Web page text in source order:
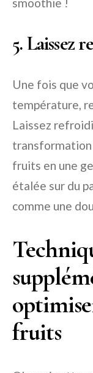
smoothie !
5. Laissez
Une fois que
température,
Laissez
fruits en une
étalée sur du
comme une
fruits